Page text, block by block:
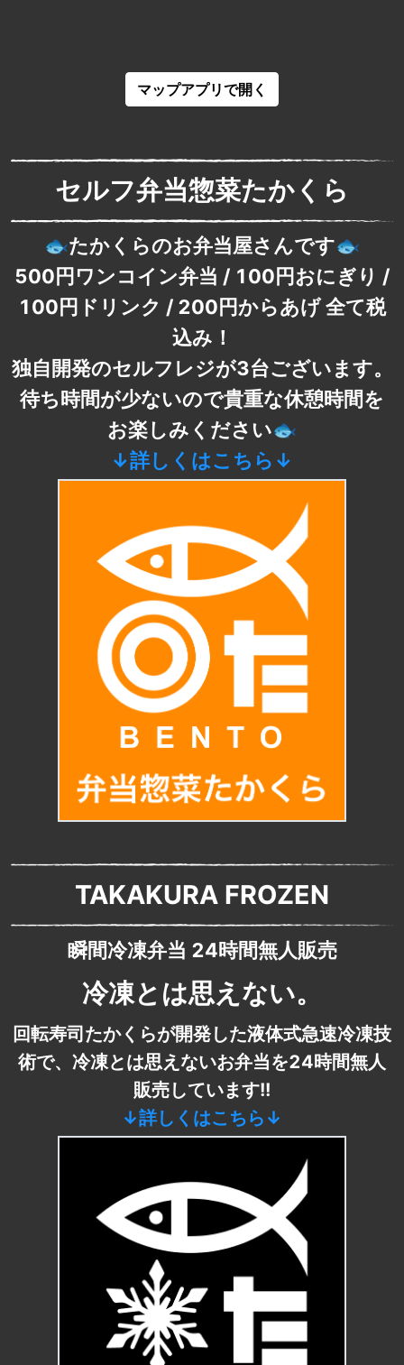
マップアプリで開く
セルフ弁当惣菜たかくら
🐟たかくらのお弁当屋さんです🐟
500円ワンコイン弁当 / 100円おにぎり /
100円ドリンク / 200円からあげ 全て税
込み！
独自開発のセルフレジが3台ございます。
待ち時間が少ないので貴重な休憩時間を
お楽しみください🐟
↓詳しくはこちら↓
TAKAKURA FROZEN
瞬間冷凍弁当 24時間無人販売
冷凍とは思えない。
回転寿司たかくらが開発した液体式急速冷凍技
術で、冷凍とは思えないお弁当を24時間無人
販売しています!!
↓詳しくはこちら↓